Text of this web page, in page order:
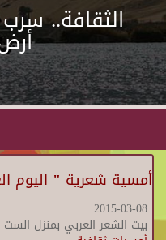
الثقافة..
أمسية شعرية " اليوم
2015-03-08
بيت الشعر العربي بمنزل